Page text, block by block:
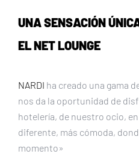
UNA SENSACIÓN
EL NET LOUNGE
NARDI ha creado una gama
nos da la oportunidad de
hotelería, de nuestro ocio,
diferente, más cómoda,
momento»